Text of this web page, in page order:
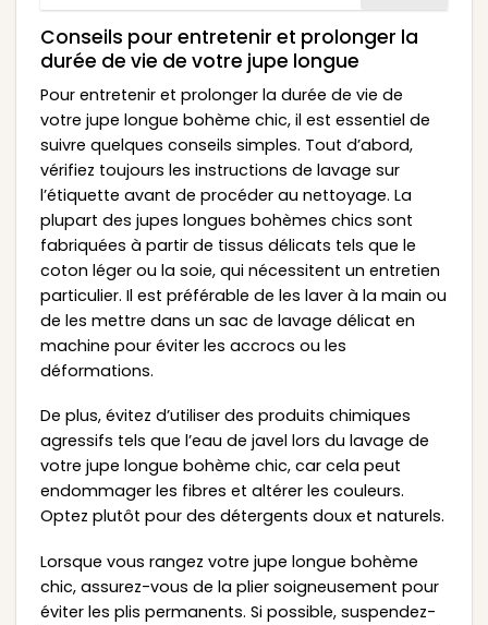
Conseils pour entretenir et prolonger la
durée de vie de votre jupe longue
Pour entretenir et prolonger la durée de vie de
votre jupe longue bohème chic, il est essentiel de
suivre quelques conseils simples. Tout d’abord,
vérifiez toujours les instructions de lavage sur
l’étiquette avant de procéder au nettoyage. La
plupart des jupes longues bohèmes chics sont
fabriquées à partir de tissus délicats tels que le
coton léger ou la soie, qui nécessitent un entretien
particulier. Il est préférable de les laver à la main ou
de les mettre dans un sac de lavage délicat en
machine pour éviter les accrocs ou les
déformations.
De plus, évitez d’utiliser des produits chimiques
agressifs tels que l’eau de javel lors du lavage de
votre jupe longue bohème chic, car cela peut
endommager les fibres et altérer les couleurs.
Optez plutôt pour des détergents doux et naturels.
Lorsque vous rangez votre jupe longue bohème
chic, assurez-vous de la plier soigneusement pour
éviter les plis permanents. Si possible, suspendez-